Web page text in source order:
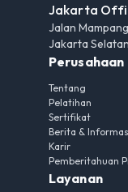
Jakarta
Jalan
Jakarta
Perusahaan
Tentang
Pelatihan
Sertifikat
Berita &
Karir
Pemberitahuan
Layanan